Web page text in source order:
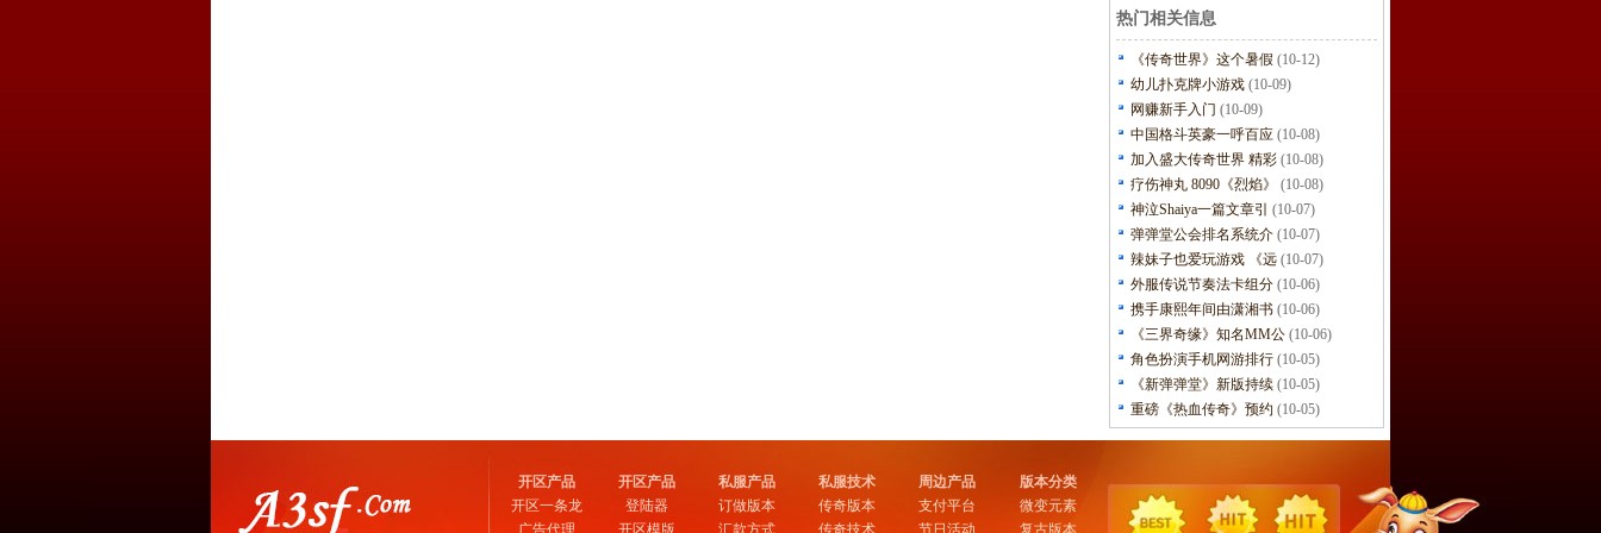
热门相关信息
《传奇世界》这个暑假 (10-12)
幼儿扑克牌小游戏 (10-09)
网赚新手入门 (10-09)
中国格斗英豪一呼百应 (10-08)
加入盛大传奇世界 精彩 (10-08)
疗伤神丸 8090《烈焰》
(10-08)
神泣Shaiya一篇文章引
(10-07)
弹弹堂公会排名系统介 (10-07)
辣妹子也爱玩游戏 《远 (10-07)
外服传说节奏法卡组分 (10-06)
携手康熙年间由潇湘书 (10-06)
《三界奇缘》知名MM公 (10-06)
角色扮演手机网游排行 (10-05)
《新弹弹堂》新版持续 (10-05)
重磅《热血传奇》预约 (10-05)
开区产品
开区一条龙
广告代理
开区产品
登陆器
开区模版
私服产品
订做版本
汇款方式
私服技术
传奇版本
传奇技术
周边产品
支付平台
节日活动
版本分类
微变元素
复古版本